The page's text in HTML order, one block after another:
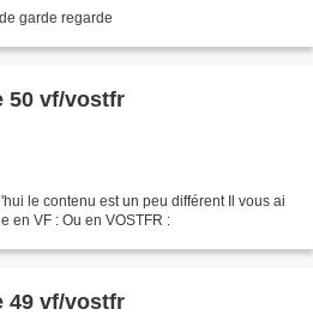
garde regarde
50 vf/vostfr
le contenu est un peu différent Il vous ai
en VF : Ou en VOSTFR :
49 vf/vostfr